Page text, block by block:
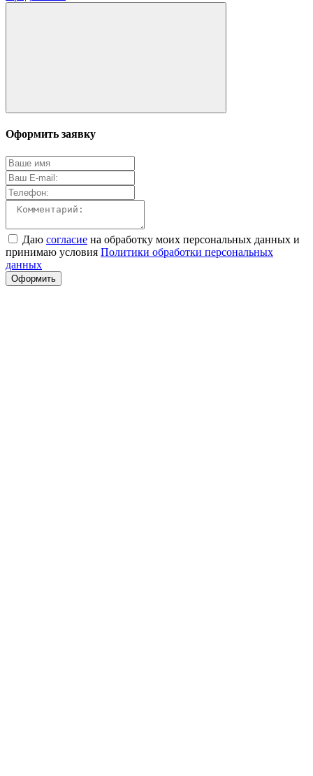
Оформить заявку
Даю согласие на обработку моих персональных данных и
принимаю условия Политики обработки персональных
данных
Оформить